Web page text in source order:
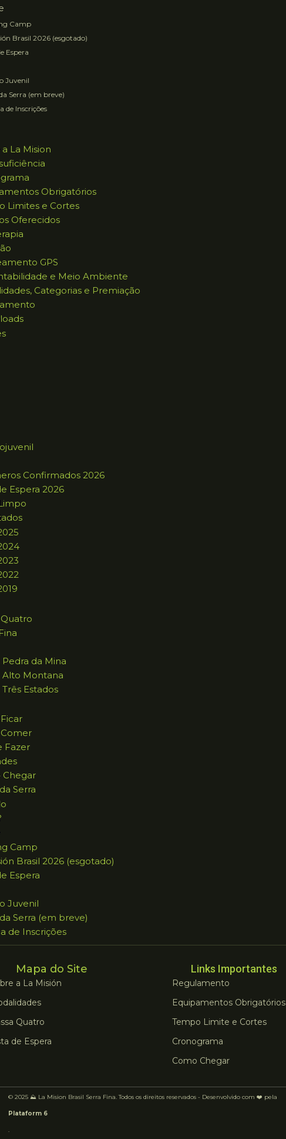
Camp
Brasil 2026 (esgotado)
Espera
Juvenil
Serra (em breve)
de Inscrições
La Mision
Obrigatórios
Limites e Cortes
Oferecidos
GPS
e Meio Ambiente
Categorias e Premiação
Confirmados 2026
Espera 2026
Quatro
Pedra da Mina
Alto Montana
Três Estados
Fazer
Chegar
Serra
Camp
Brasil 2026 (esgotado)
Espera
Juvenil
Serra (em breve)
de Inscrições
Mapa do Site
a La Misión
Quatro
de Espera
Links Importantes
Regulamento
Equipamentos Obrigatórios
Tempo Limite e Cortes
Cronograma
Como Chegar
© 2025 ⛰️ La Mision Brasil Serra Fina. Todos os direitos reservados - Desenvolvido com ❤️ pela
Plataform 6
.